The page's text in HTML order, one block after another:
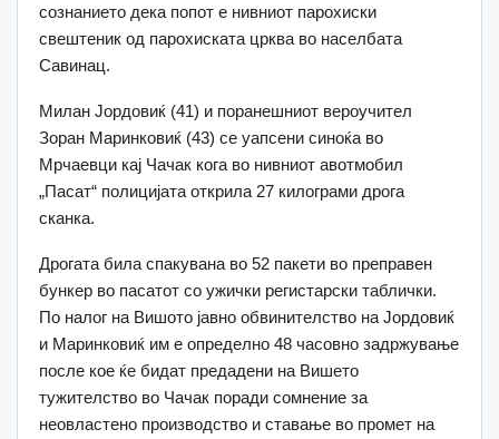
сознанието дека попот е нивниот парохиски
свештеник од парохиската црква во населбата
Савинац.
Милан Јордовиќ (41) и поранешниот вероучител
Зоран Маринковиќ (43) се уапсени синоќа во
Мрчаевци кај Чачак кога во нивниот авотмобил
„Пасат“ полицијата открила 27 килограми дрога
сканка.
Дрогата била спакувана во 52 пакети во преправен
бункер во пасатот со ужички регистарски таблички.
По налог на Вишото јавно обвинителство на Јордовиќ
и Маринковиќ им е определно 48 часовно задржување
после кое ќе бидат предадени на Вишето
тужителство во Чачак поради сомнение за
неовластено производство и ставање во промет на